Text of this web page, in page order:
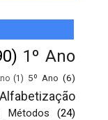
1º Ano
(1) 5º Ano (6)
Alfabetização
Métodos
(24)